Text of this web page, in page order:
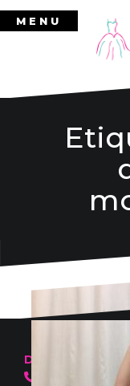
Ir
MENU
Danse la mode
·